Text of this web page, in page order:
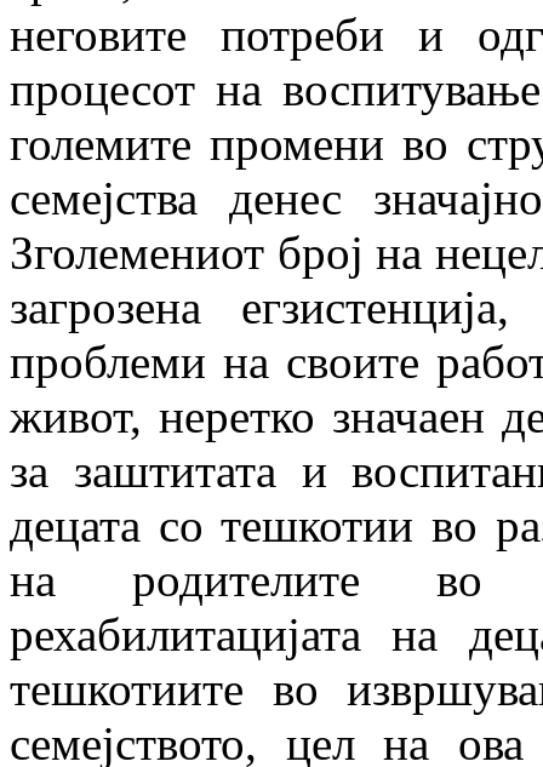
неговите потреби и
процесот на
големите промени во
семејства денес
Зголемениот број на
загрозена
проблеми на своите
живот, неретко значаен
за заштитата и
децата со тешкотии во
на родителите во
рехабилитацијата на
тешкотиите во
семејството, цел на